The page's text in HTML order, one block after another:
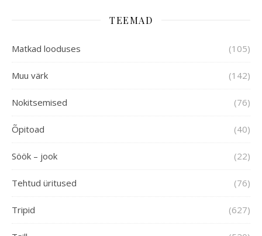
TEEMAD
Matkad looduses (105)
Muu värk (142)
Nokitsemised (76)
Õpitoad (40)
Söök – jook (22)
Tehtud üritused (76)
Tripid (627)